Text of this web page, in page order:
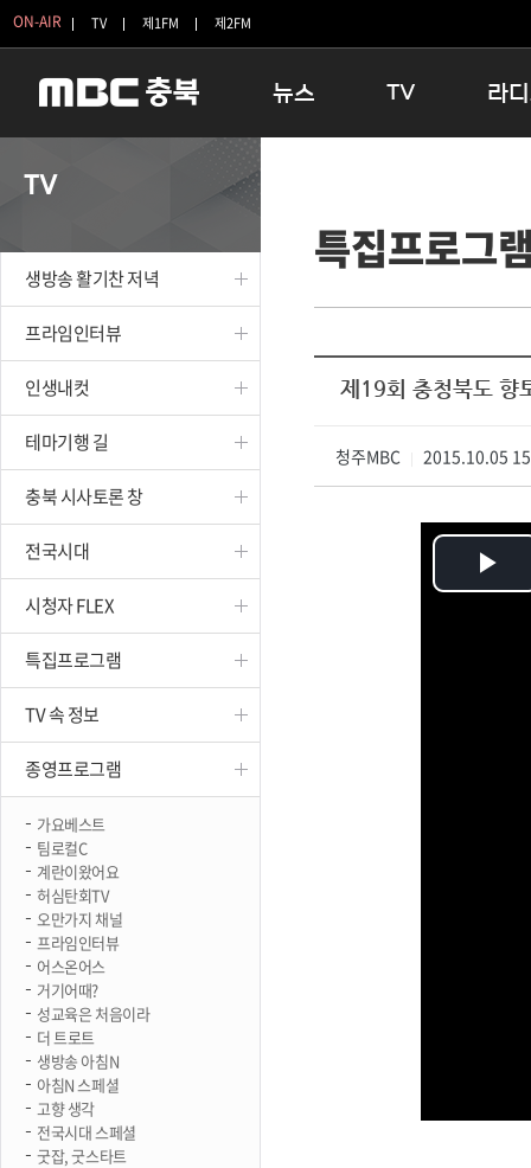
ON-AIR TV 제1FM 제2FM
뉴스
보은
옥천
TV
인생내컷
테마기행 길
시청자 FLEX
특집프로그램
종영프로그램
라
16:00 완
우리 고
TV
생방송 활기찬 저녁
프라임인터뷰
인생내컷
테마기행 길
충북 시사토론 창
전국시대
시청자 FLEX
특집프로그램
TV 속 정보
종영프로그램
가요베스트
팀로컬C
계란이왔어요
허심탄회TV
오만가지 채널
프라임인터뷰
어스온어스
거기어때?
성교육은 처음이라
더 트로트
생방송 아침N
아침N 스페셜
고향 생각
전국시대 스페셜
굿잡, 굿스타트
특집프로그
제19회 충청북도 향
청주MBC 2015.10.05